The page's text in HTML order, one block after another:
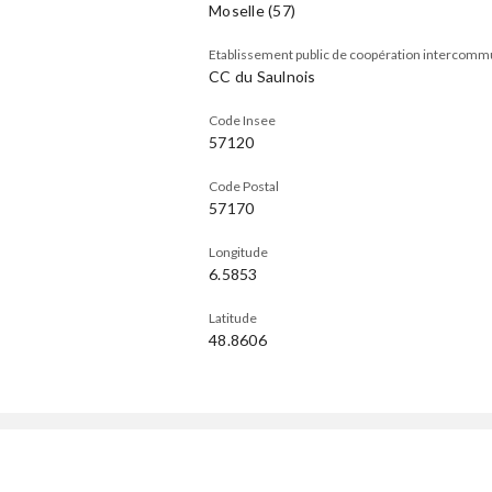
Moselle (57)
Etablissement public de coopération
CC du Saulnois
Code Insee
57120
Code Postal
57170
Longitude
6.5853
Latitude
48.8606